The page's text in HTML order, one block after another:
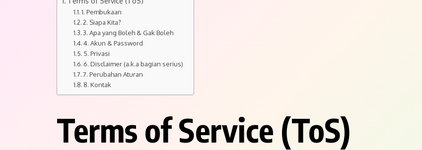
1. Pembukaan
2. Siapa Kita?
3. Apa yang Boleh & Gak Boleh
4. Akun & Password
5. Privasi
6. Disclaimer (a.k.a bagian serius)
7. Perubahan Aturan
8. Kontak
Terms of Service (ToS)